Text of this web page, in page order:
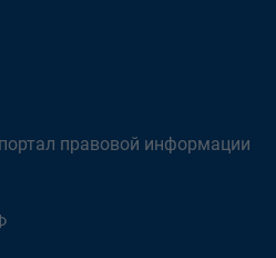
правовой информации